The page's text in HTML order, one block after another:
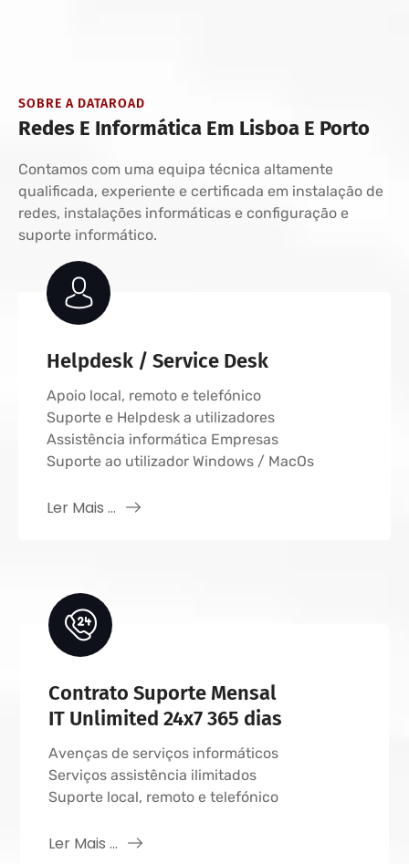
SOBRE A DATAROAD
Redes E Informática Em Lisboa E Porto
Contamos com uma equipa técnica altamente
qualificada, experiente e certificada em instalação de
redes, instalações informáticas e configuração e
suporte informático.
Helpdesk / Service Desk
Apoio local, remoto e telefónico
Suporte e Helpdesk a utilizadores
Assistência informática Empresas
Suporte ao utilizador Windows / MacOs
Ler Mais ...
Contrato Suporte Mensal
IT Unlimited 24x7 365 dias
Avenças de serviços informáticos
Serviços assistência ilimitados
Suporte local, remoto e telefónico
Ler Mais ...